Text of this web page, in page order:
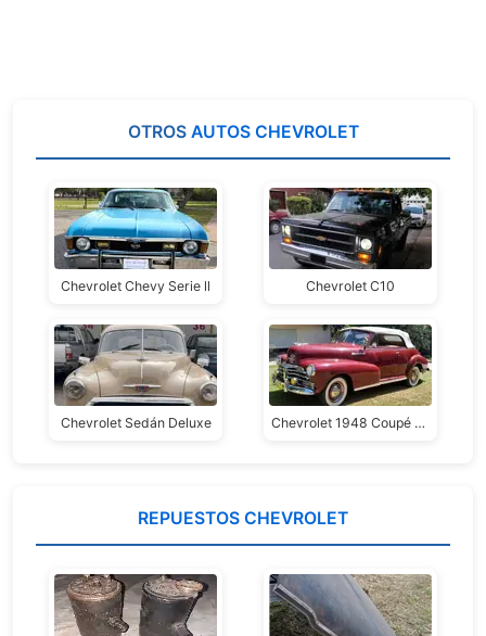
OTROS AUTOS CHEVROLET
Chevrolet Chevy Serie ll Chevrolet C10
Chevrolet Sedán Deluxe Chevrolet 1948 Coupé Convertible Fleetmaster Deluxe
REPUESTOS CHEVROLET